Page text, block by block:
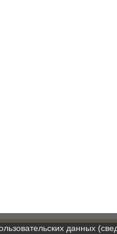
данных